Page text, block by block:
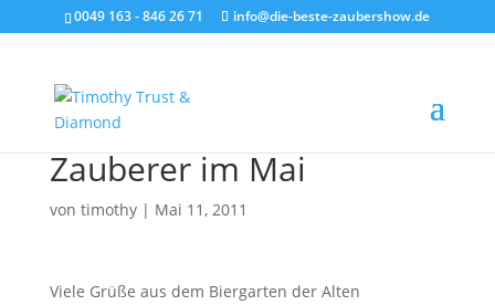
0049 163 - 846 26 71 info@die-beste-zaubershow.de
Zauberer im Mai
von timothy| Mai 11, 2011
Viele Grüße aus dem Biergarten der Alten